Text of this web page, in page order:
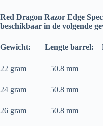
Red Dragon Razor Edge
beschikbaar in de volgende
Gewicht: Lengte barrel:
22 gram 50.8 mm
24 gram 50.8 mm
26 gram 50.8 mm